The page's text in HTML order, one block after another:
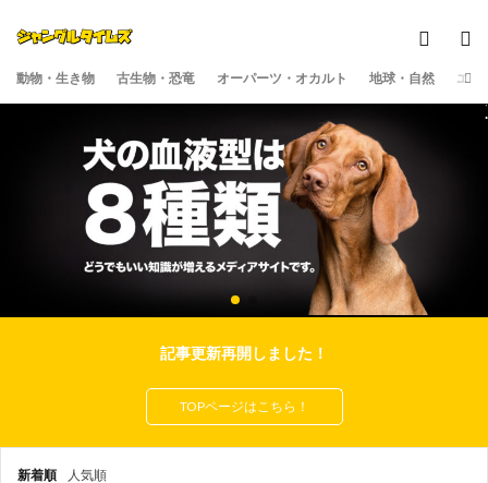
動物・生き物 古生物・恐竜 オーパーツ・オカルト 地球・自然 エン
.
記事更新再開しました！
TOPページはこちら！
新着順 人気順